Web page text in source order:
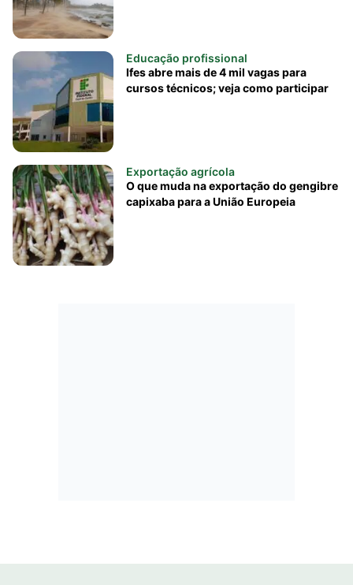
Educação profissional
Ifes abre mais de 4 mil vagas para
cursos técnicos; veja como participar
Exportação agrícola
O que muda na exportação do gengibre
capixaba para a União Europeia